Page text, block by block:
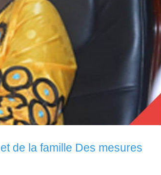
de la famille Des mesures